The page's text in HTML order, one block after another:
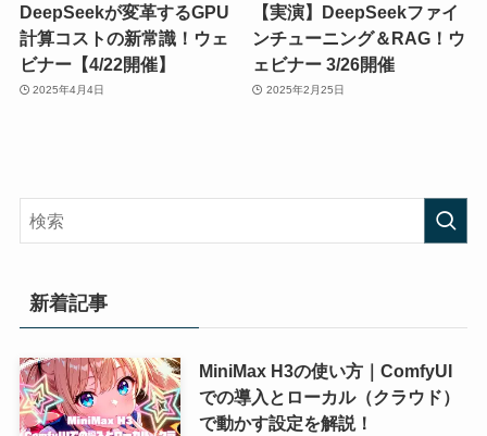
DeepSeekが変革するGPU
計算コストの新常識！ウェ
ビナー【4/22開催】
2025年4月4日
【実演】DeepSeekファイ
ンチューニング＆RAG！ウ
ェビナー 3/26開催
2025年2月25日
新着記事
MiniMax H3の使い方｜ComfyUI
での導入とローカル（クラウド）
で動かす設定を解説！